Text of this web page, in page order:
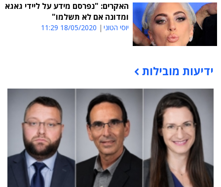
האקרים: "נפרסם מידע על ליידי גאגא
ומדונה אם לא תשלמו"
יוסי הטוני 18/05/2020 11:29
תוכן פרסומי
ידיעות מובילות